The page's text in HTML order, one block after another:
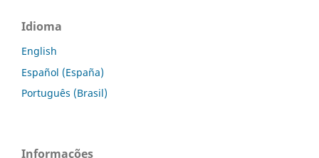
Idioma
English
Español (España)
Português (Brasil)
Informações